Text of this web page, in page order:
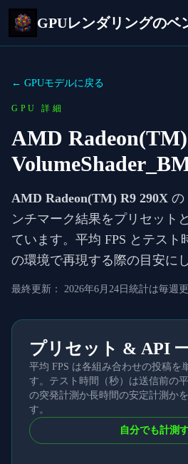
GPUレンダリングのベ
← GPUモデルに戻る
GPU 詳細
AMD
AMD Radeon(TM) R9 290X の
ンチマーク結果をプリセット
ています。平均 FPS とテスト
の環境で再現する際の目安に
最終更新： 2026年6月24日 統計は毎週
プリセット & API
平均 FPS は各組み合わせの投稿を
す。テスト時間（秒）は送信前の
の突発計測か長時間の安定計測か
す。
自分でも計測